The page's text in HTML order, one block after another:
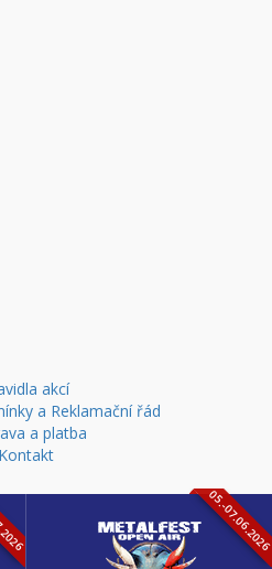
akcí
a Reklamační řád
a platba
Kontakt
05.-